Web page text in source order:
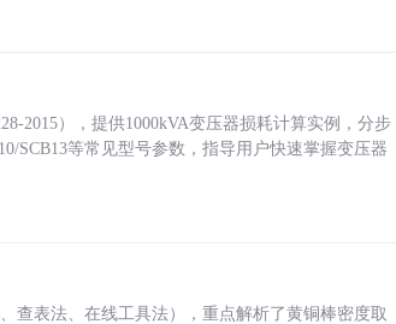
2015），提供1000kVA变压器损耗计算实例，分步
SCB13等常见型号参数，指导用户快速掌握变压器
查表法、在线工具法），重点解析了黄铜棒密度取